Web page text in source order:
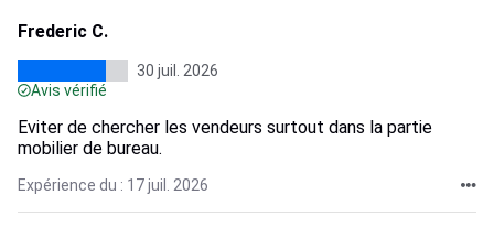
Frederic C.
30 juil. 2026
Avis vérifié
Eviter de chercher les vendeurs surtout dans la partie
mobilier de bureau.
Expérience du : 17 juil. 2026